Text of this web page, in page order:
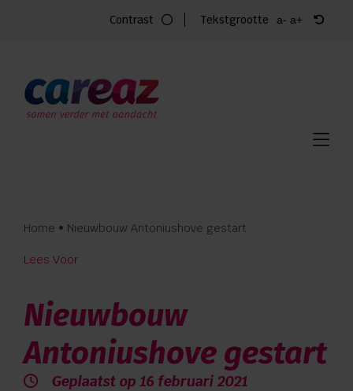
Contrast Tekstgrootte a- a+
Home • Nieuwbouw Antoniushove gestart
Lees Voor
Nieuwbouw
Antoniushove gestart
Geplaatst op 16 februari 2021
Zorg
Over Careaz
Vrijwilligers
Verwijzers